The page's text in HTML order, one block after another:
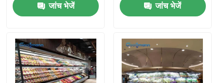
घर
उत्पादों
जांच भेजें
जांच भेजें